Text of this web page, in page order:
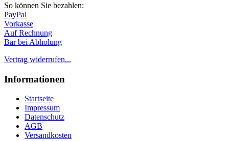
So können Sie bezahlen:
PayPal
Vorkasse
Auf Rechnung
Bar bei Abholung
Vertrag widerrufen...
Informationen
Startseite
Impressum
Datenschutz
AGB
Versandkosten